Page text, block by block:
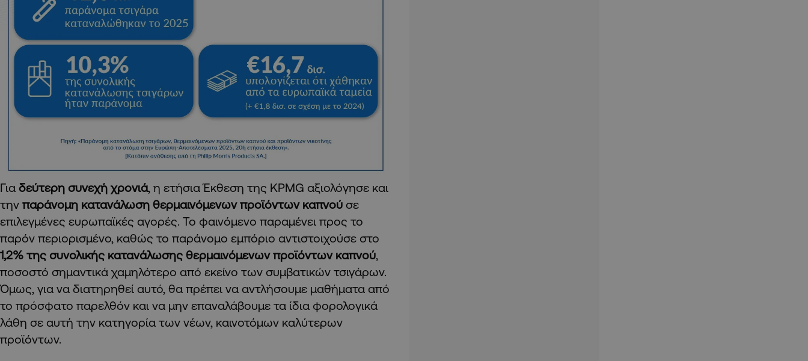
Για δεύτερη συνεχή χρονιά, η ετήσια Έκθεση της KPMG αξιολόγησε και
την παράνομη κατανάλωση θερμαινόμενων προϊόντων καπνού σε
επιλεγμένες ευρωπαϊκές αγορές. Το φαινόμενο παραμένει προς το
παρόν περιορισμένο, καθώς το παράνομο εμπόριο αντιστοιχούσε στο
1,2% της συνολικής κατανάλωσης θερμαινόμενων προϊόντων καπνού,
ποσοστό σημαντικά χαμηλότερο από εκείνο των συμβατικών τσιγάρων.
Όμως, για να διατηρηθεί αυτό, θα πρέπει να αντλήσουμε μαθήματα από
το πρόσφατο παρελθόν και να μην επαναλάβουμε τα ίδια φορολογικά
λάθη σε αυτή την κατηγορία των νέων, καινοτόμων καλύτερων
προϊόντων.